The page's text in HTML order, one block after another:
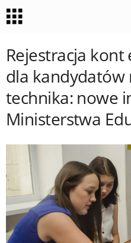
Rejestracja
dla kandydatów
technika: nowe
Ministerstwa